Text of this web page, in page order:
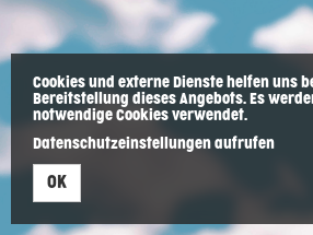
Cookies und externe Dienste helfen uns
Bereitstellung dieses Angebots. Es
notwendige Cookies verwendet.
Datenschutzeinstellungen aufrufen
OK